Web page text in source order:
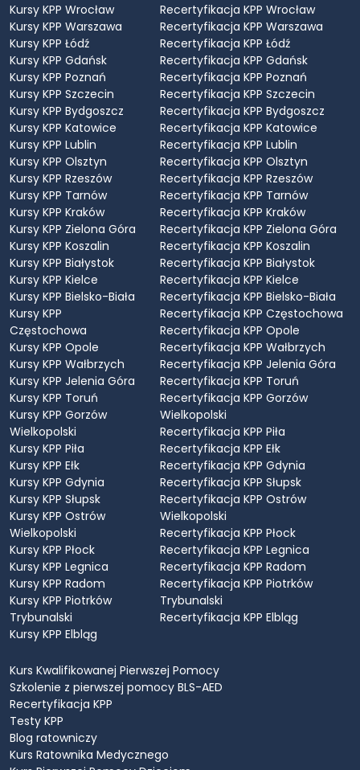
Kursy KPP Wrocław
Kursy KPP Warszawa
Kursy KPP Łódź
Kursy KPP Gdańsk
Kursy KPP Poznań
Kursy KPP Szczecin
Kursy KPP Bydgoszcz
Kursy KPP Katowice
Kursy KPP Lublin
Kursy KPP Olsztyn
Kursy KPP Rzeszów
Kursy KPP Tarnów
Kursy KPP Kraków
Kursy KPP Zielona Góra
Kursy KPP Koszalin
Kursy KPP Białystok
Kursy KPP Kielce
Kursy KPP Bielsko-Biała
Kursy KPP
Częstochowa
Kursy KPP Opole
Kursy KPP Wałbrzych
Kursy KPP Jelenia Góra
Kursy KPP Toruń
Kursy KPP Gorzów
Wielkopolski
Kursy KPP Piła
Kursy KPP Ełk
Kursy KPP Gdynia
Kursy KPP Słupsk
Kursy KPP Ostrów
Wielkopolski
Kursy KPP Płock
Kursy KPP Legnica
Kursy KPP Radom
Kursy KPP Piotrków
Trybunalski
Kursy KPP Elbląg
Recertyfikacja KPP Wrocław
Recertyfikacja KPP Warszawa
Recertyfikacja KPP Łódź
Recertyfikacja KPP Gdańsk
Recertyfikacja KPP Poznań
Recertyfikacja KPP Szczecin
Recertyfikacja KPP Bydgoszcz
Recertyfikacja KPP Katowice
Recertyfikacja KPP Lublin
Recertyfikacja KPP Olsztyn
Recertyfikacja KPP Rzeszów
Recertyfikacja KPP Tarnów
Recertyfikacja KPP Kraków
Recertyfikacja KPP Zielona Góra
Recertyfikacja KPP Koszalin
Recertyfikacja KPP Białystok
Recertyfikacja KPP Kielce
Recertyfikacja KPP Bielsko-Biała
Recertyfikacja KPP Częstochowa
Recertyfikacja KPP Opole
Recertyfikacja KPP Wałbrzych
Recertyfikacja KPP Jelenia Góra
Recertyfikacja KPP Toruń
Recertyfikacja KPP Gorzów
Wielkopolski
Recertyfikacja KPP Piła
Recertyfikacja KPP Ełk
Recertyfikacja KPP Gdynia
Recertyfikacja KPP Słupsk
Recertyfikacja KPP Ostrów
Wielkopolski
Recertyfikacja KPP Płock
Recertyfikacja KPP Legnica
Recertyfikacja KPP Radom
Recertyfikacja KPP Piotrków
Trybunalski
Recertyfikacja KPP Elbląg
Kurs Kwalifikowanej Pierwszej Pomocy
Szkolenie z pierwszej pomocy BLS-AED
Recertyfikacja KPP
Testy KPP
Blog ratowniczy
Kurs Ratownika Medycznego